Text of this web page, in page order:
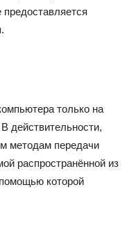
предоставляется
только на
действительности,
методам передачи
распространённой из
которой